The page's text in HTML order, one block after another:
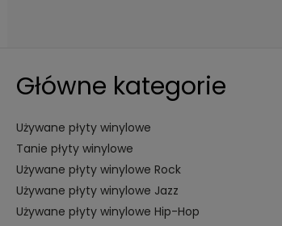
Główne kategorie
Używane płyty winylowe
Tanie płyty winylowe
Używane płyty winylowe Rock
Używane płyty winylowe Jazz
Używane płyty winylowe Hip-Hop